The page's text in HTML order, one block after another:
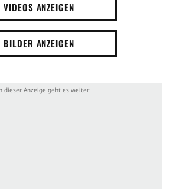
VIDEOS ANZEIGEN
BILDER ANZEIGEN